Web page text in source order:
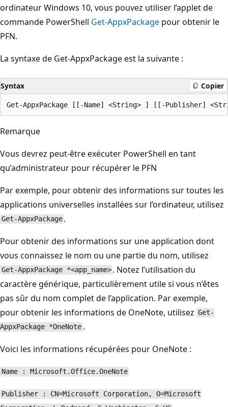
ordinateur Windows 10, vous pouvez utiliser l’applet de
commande PowerShell Get-AppxPackage pour obtenir le
PFN.
La syntaxe de Get-AppxPackage est la suivante :
Syntax Copier
Remarque
Vous devrez peut-être exécuter PowerShell en tant
qu’administrateur pour récupérer le PFN
Par exemple, pour obtenir des informations sur toutes les
applications universelles installées sur l’ordinateur, utilisez
Get-AppxPackage .
Pour obtenir des informations sur une application dont
vous connaissez le nom ou une partie du nom, utilisez
Get-AppxPackage *<app_name> . Notez l’utilisation du
caractère générique, particulièrement utile si vous n’êtes
pas sûr du nom complet de l’application. Par exemple,
pour obtenir les informations de OneNote, utilisez Get-
AppxPackage *OneNote .
Voici les informations récupérées pour OneNote :
Name : Microsoft.Office.OneNote
Publisher : CN=Microsoft Corporation, O=Microsoft